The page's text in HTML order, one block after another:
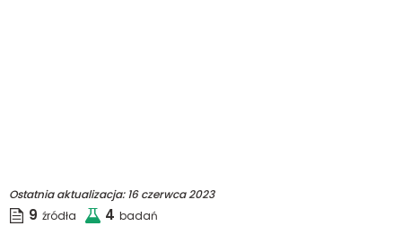
Ostatnia aktualizacja:16 czerwca 2023
9 źródła 4 badań